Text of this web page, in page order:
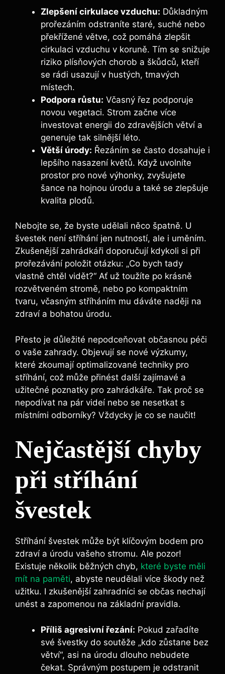
Zlepšení cirkulace vzduchu: Důkladným
prořezáním odstraníte staré, suché nebo
překřížené větve, což pomáhá zlepšit
cirkulaci vzduchu v koruně. Tím se snižuje
riziko plísňových chorob a škůdců, kteří
se rádi usazují v hustých, tmavých
místech.
Podpora růstu: Včasný řez podporuje
novou vegetaci. Strom začne více
investovat energii do zdravějších větví a
generuje tak silnější léto.
Větší úrody: Řezáním se často dosahuje i
lepšího nasazení květů. Když uvolníte
prostor pro nové výhonky, zvyšujete
šance na hojnou úrodu a také se zlepšuje
kvalita plodů.
Nebojte se, že byste udělali něco špatně. U
švestek není stříhání jen nutností, ale i uměním.
Zkušenější zahrádkáři doporučují kdykoli si při
prořezávání položit otázku: „Co bych tady
vlastně chtěl vidět?“ Ať už toužíte po krásně
rozvětveném stromě, nebo po kompaktním
tvaru, včasným stříháním mu dáváte naději na
zdraví a bohatou úrodu.
Přesto je důležité nepodceňovat občasnou péči
o vaše zahrady. Objevují se nové výzkumy,
které zkoumají optimalizované techniky pro
stříhání, což může přinést další zajímavé a
užitečné poznatky pro zahrádkáře. Tak proč se
nepodívat na pár videí nebo se nesetkat s
místními odborníky? Vždycky je co se naučit!
Nejčastější chyby
při stříhání
švestek
Stříhání švestek může být klíčovým bodem pro
zdraví a úrodu vašeho stromu. Ale pozor!
Existuje několik běžných chyb, které byste měli
mít na paměti, abyste neudělali více škody než
užitku. I zkušenější zahradníci se občas nechají
unést a zapomenou na základní pravidla.
Příliš agresivní řezání: Pokud zařadíte
své švestky do soutěže „kdo zůstane bez
větví“, asi na úrodu dlouho nebudete
čekat. Správným postupem je odstranit